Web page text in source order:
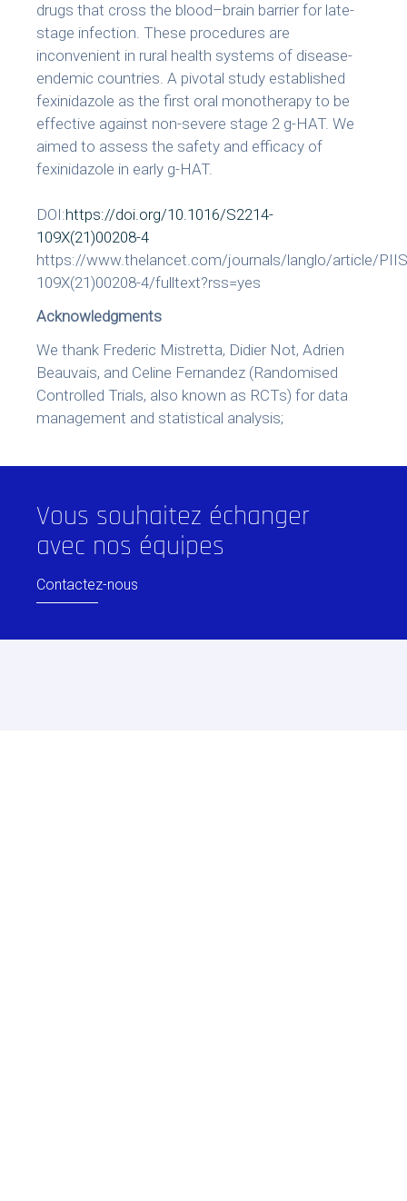
drugs that cross the blood–brain barrier for late-
stage infection. These procedures are
inconvenient in rural health systems of disease-
endemic countries. A pivotal study established
fexinidazole as the first oral monotherapy to be
effective against non-severe stage 2 g-HAT. We
aimed to assess the safety and efficacy of
fexinidazole in early g-HAT.
DOI:https://doi.org/10.1016/S2214-
109X(21)00208-4
https://www.thelancet.com/journals/langlo/article/
109X(21)00208-4/fulltext?rss=yes
Acknowledgments
We thank Frederic Mistretta, Didier Not, Adrien
Beauvais, and Celine Fernandez (Randomised
Controlled Trials, also known as RCTs) for data
management and statistical analysis;
Vous souhaitez échanger
avec nos équipes
Contactez-nous